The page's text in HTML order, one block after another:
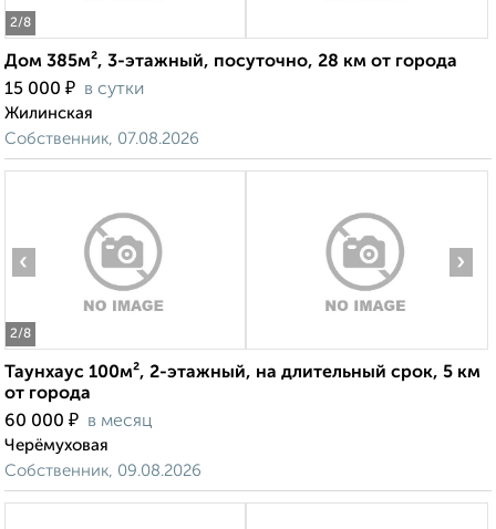
2/8
Дом 385м², 3-этажный, посуточно, 28 км от города
15 000 ₽ в сутки
Жилинская
Собственник, 07.08.2026
2/8
‹ ›
Таунхаус 100м², 2-этажный, на длительный срок, 5 км
от города
60 000 ₽ в месяц
Черёмуховая
Собственник, 09.08.2026